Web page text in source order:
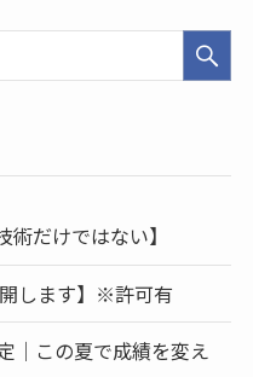
術だけではない】
します】※許可有
｜この夏で成績を変え